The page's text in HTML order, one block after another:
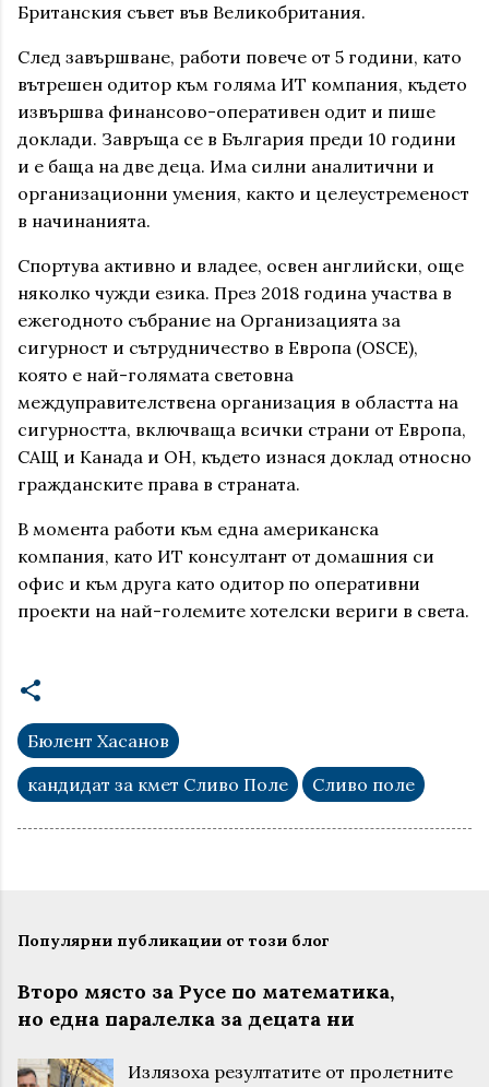
Британския съвет във Великобритания.
След завършване, работи повече от 5 години, като
вътрешен одитор към голяма ИТ компания, където
извършва финансово-оперативен одит и пише
доклади. Завръща се в България преди 10 години
и е баща на две деца. Има силни аналитични и
организационни умения, както и целеустременост
в начинанията.
Спортува активно и владее, освен английски, още
няколко чужди езика. През 2018 година участва в
ежегодното събрание на Организацията за
сигурност и сътрудничество в Европа (ОSСЕ),
която е най-голямата световна
междуправителствена организация в областта на
сигурността, включваща всички страни от Европа,
САЩ и Канада и ОН, където изнася доклад относно
гражданските права в страната.
В момента работи към една американска
компания, като ИТ консултант от домашния си
офис и към друга като одитор по оперативни
проекти на най-големите хотелски вериги в света.
Бюлент Хасанов
кандидат за кмет Сливо Поле
Сливо поле
Популярни публикации от този блог
Второ място за Русе по математика,
но една паралелка за децата ни
Излязоха резултатите от пролетните